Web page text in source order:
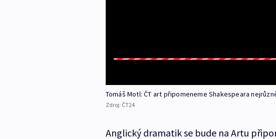
Tomáš Motl: ČT art připomeneme Shakespeara
Zdroj: ČT24
Anglický dramatik se bude na Artu